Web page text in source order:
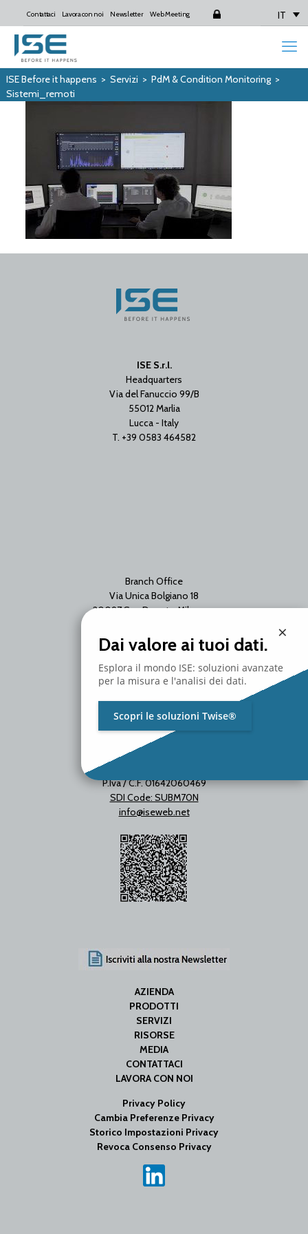
Contattaci Lavora con noi Newsletter Web Meeting IT
ISE Before it happens > Servizi > PdM & Condition Monitoring>
Sistemi_remoti
ISE S.r.l.
Headquarters
Via del Fanuccio 99/B
55012 Marlia
Lucca - Italy
T. +39 0583 464582
Branch Office
Via Unica Bolgiano 18
20097 San Donato Milanese
T. +39 02 2153663
P.Iva / C.F. 01642060469
SDI Code: SUBM70N
info@iseweb.net
AZIENDA
PRODOTTI
SERVIZI
RISORSE
MEDIA
CONTATTACI
LAVORA CON NOI
Privacy Policy
Cambia Preferenze Privacy
Storico Impostazioni Privacy
Revoca Consenso Privacy
×
Dai valore ai tuoi dati.
Esplora il mondo ISE: soluzioni avanzate
per la misura e l'analisi dei dati.
Scopri le soluzioni Twise®